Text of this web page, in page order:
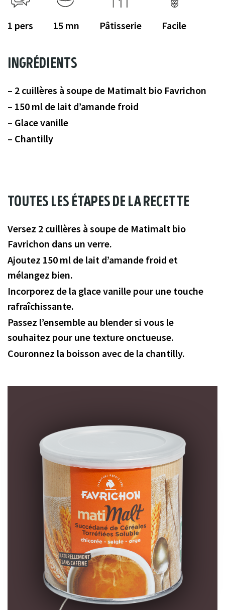
1 15 Pâtisserie Facile
ingrédients
2 cuillères à soupe de Matimalt bio Favrichon
150 ml de lait d’amande froid
Glace vanille
Chantilly
toutes les étapes de la recette
Versez 2 cuillères à soupe de Matimalt bio
Favrichon dans un verre.
Ajoutez 150 ml de lait d’amande froid et
mélangez bien.
Incorporez de la glace vanille pour une touche
rafraîchissante.
Passez l’ensemble au blender si vous le
souhaitez pour une texture onctueuse.
Couronnez la boisson avec de la chantilly.